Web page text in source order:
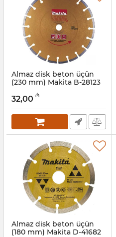
Almaz disk beton üçün
(230 mm) Makita B-28123
004001131
32,00 ₼
Almaz disk beton üçün
(180 mm) Makita D-41682